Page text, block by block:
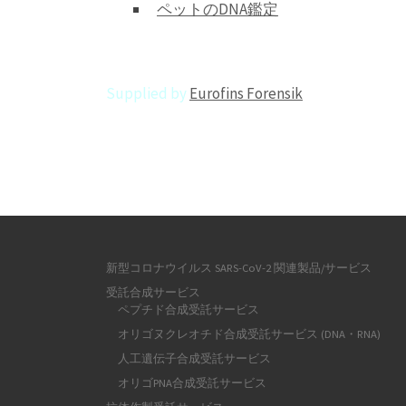
ペットのDNA鑑定
Supplied byEurofins Forensik
新型コロナウイルス SARS-CoV-2 関連製品/サービス
受託合成サービス
ペプチド合成受託サービス
オリゴヌクレオチド合成受託サービス (DNA・RNA)
人工遺伝子合成受託サービス
オリゴPNA合成受託サービス